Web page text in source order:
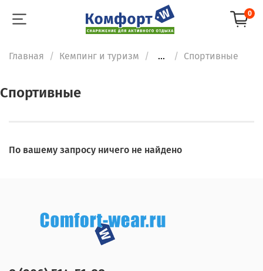
0
Главная Кемпинг и туризм ... Спортивные
Спортивные
По вашему запросу ничего не найдено